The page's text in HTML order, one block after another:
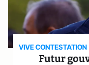
VIVE CONTESTATION
Futur